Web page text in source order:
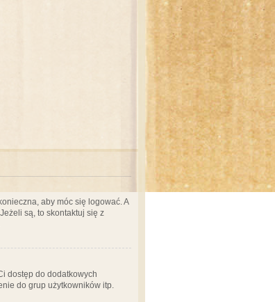
aby móc się logować. A
są, to skontaktuj się z
dostęp do dodatkowych
do grup użytkowników itp.